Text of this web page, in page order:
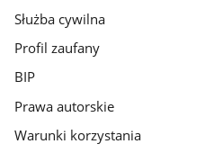
Służba cywilna
Profil zaufany
BIP
Prawa autorskie
Warunki korzystania